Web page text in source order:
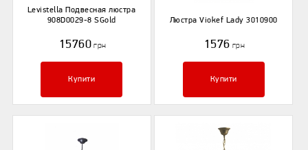
Levistella Подвесная люстра
908D0029-8 SGold
15760 грн
Купити
Люстра Viokef Lady 3010900
1576 грн
Купити